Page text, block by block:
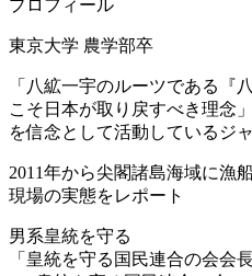
プロフィール
東京大学 農学部卒
「八絋一宇のルーツである『
こそ日本が取り戻すべき理念」
を信念として活動しているジ
2011年から尖閣諸島海域に漁
現場の実態をレポート
男系皇統を守る
「皇統を守る国民連合の会会長